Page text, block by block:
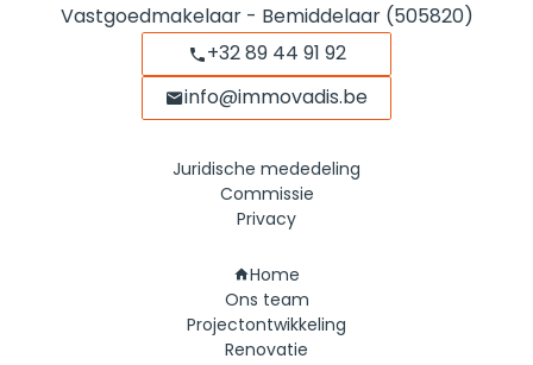
Vastgoedmakelaar - Bemiddelaar (505820)
+32 89 44 91 92
info@immovadis.be
Juridische mededeling
Commissie
Privacy
Home
Ons team
Projectontwikkeling
Renovatie